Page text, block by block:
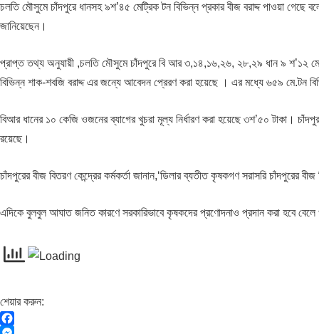
চলতি মৌসুমে চাঁদপুরে ধানসহ ৯শ’৪৫ মেট্রিক টন বিভিন্ন প্রকার বীজ বরাদ্দ পাওয়া গেছে
জানিয়েছেন।
প্রাপ্ত তথ্য অনুযায়ী ,চলতি মৌসুমে চাঁদপুরে বি আর ৩,১৪,১৬,২৬, ২৮,২৯ ধান ৯ শ’১২
বিভিন্ন শাক-শবজি বরাদ্দ এর জন্যে আবেদন প্রেরণ করা হয়েছে । এর মধ্যে ৬৫৯ মে.টন
বিআর ধানের ১০ কেজি ওজনের ব্যাগের খুচরা মূল্য নির্ধারণ করা হয়েছে ৩শ’৫০ টাকা।
রয়েছে।
চাঁদপুরের বীজ বিতরণ কেন্দ্রের কর্মকর্তা জানান,‘ডিলার ব্যতীত কৃষকগণ সরাসরি চাঁদপুরের
এদিকে বুলবুল আঘাত জনিত কারণে সরকারিভাবে কৃষকদের প্রণোদনাও প্রদান করা হবে বেলে
শেয়ার করুন: